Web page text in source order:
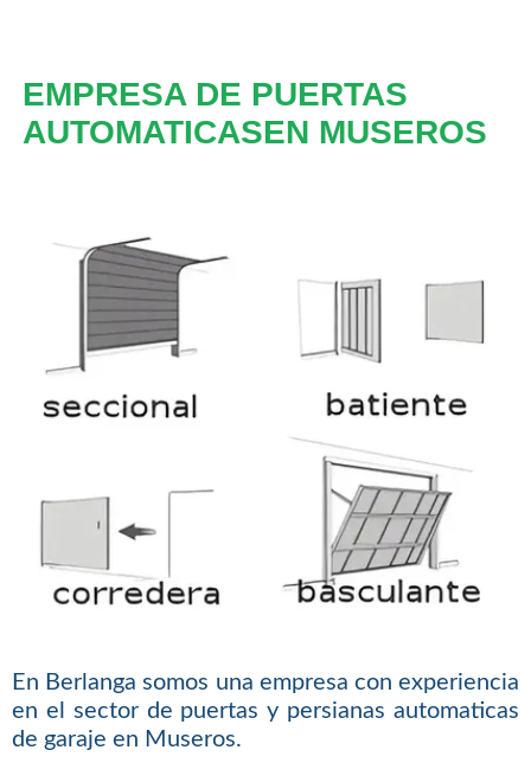
EMPRESA DE PUERTAS
AUTOMATICASEN MUSEROS
En Berlanga somos una empresa con experiencia
en el sector de puertas y persianas automaticas
de garaje en Museros.